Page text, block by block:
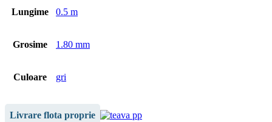
Lungime 0.5 m
Grosime 1.80 mm
Culoare gri
Livrare flota proprie